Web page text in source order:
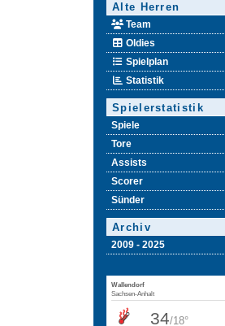
Alte Herren
Team
Oldies
Spielplan
Statistik
Spielerstatistik
Spiele
Tore
Assists
Scorer
Sünder
Archiv
2009 - 2025